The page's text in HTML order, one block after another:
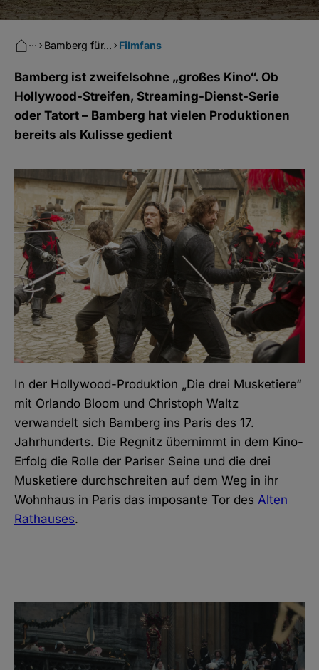
Filmfans
Bamberg für...
···
Bamberg ist zweifelsohne „großes Kino“. Ob
Hollywood-Streifen, Streaming-Dienst-Serie
oder Tatort – Bamberg hat vielen Produktionen
bereits als Kulisse gedient
In der Hollywood-Produktion „Die drei Musketiere“
mit Orlando Bloom und Christoph Waltz
verwandelt sich Bamberg ins Paris des 17.
Jahrhunderts. Die Regnitz übernimmt in dem Kino-
Erfolg die Rolle der Pariser Seine und die drei
Musketiere durchschreiten auf dem Weg in ihr
Wohnhaus in Paris das imposante Tor des Alten
Rathauses.